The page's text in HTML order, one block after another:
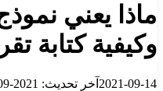
ماذا يعني
وكيفية كتابة
2021-09-14 آخر تحديث: 2021-09-27